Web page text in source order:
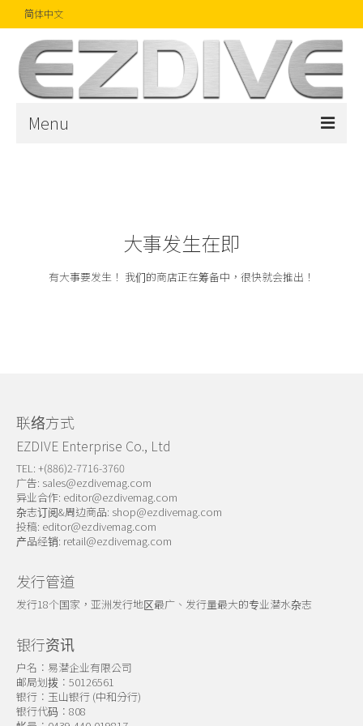
简体中文
Menu
精品
大事发生在即
有大事要发生！ 我们的商店正在筹备中，很快就会推出！
联络方式
EZDIVE Enterprise Co., Ltd
TEL: +(886)2-7716-3760
广告: sales@ezdivemag.com
异业合作: editor@ezdivemag.com
杂志订阅&周边商品: shop@ezdivemag.com
投稿: editor@ezdivemag.com
产品经销: retail@ezdivemag.com
发行管道
发行18个国家，亚洲发行地区最广、发行量最大的专业潜水杂志
银行资讯
户名：易潜企业有限公司
邮局划拨：50126561
银行：玉山银行 (中和分行)
银行代码：808